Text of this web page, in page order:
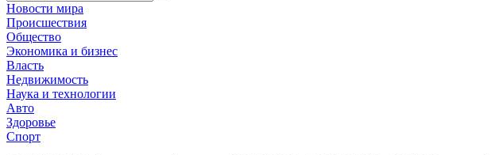
Новости мира
Происшествия
Общество
Экономика и бизнес
Власть
Недвижимость
Наука и технологии
Авто
Здоровье
Спорт